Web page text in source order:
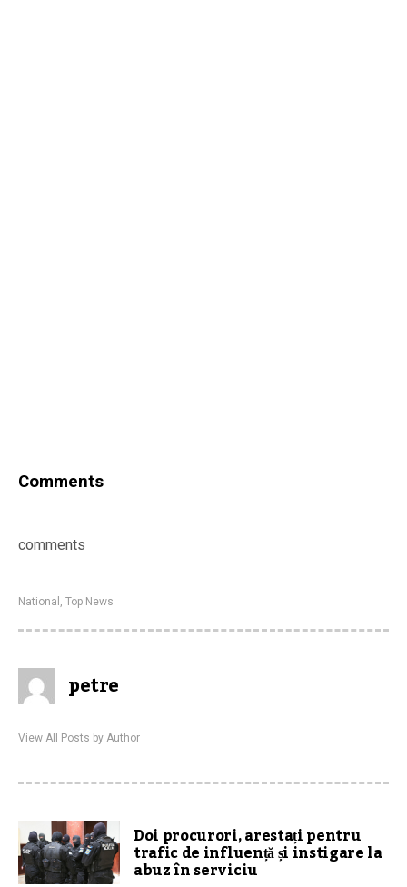
Comments
comments
National , Top News
petre
View All Posts by Author
Doi procurori, arestați pentru
trafic de influență și instigare la
abuz în serviciu